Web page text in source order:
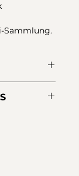
Sammlung.
Nano-